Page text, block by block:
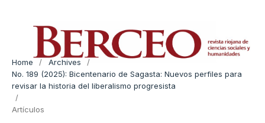
Home / Archives
/
No. 189 (2025): Bicentenario de Sagasta: Nuevos perfiles para
revisar la historia del liberalismo progresista
/
Artículos